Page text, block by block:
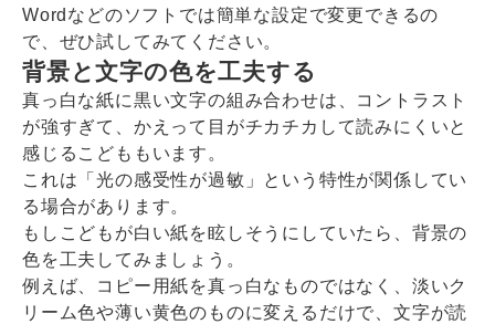
Wordなどのソフトでは簡単な設定で変更できるの
で、ぜひ試してみてください。
背景と文字の色を工夫する
真っ白な紙に黒い文字の組み合わせは、コントラスト
が強すぎて、かえって目がチカチカして読みにくいと
感じるこどももいます。
これは「光の感受性が過敏」という特性が関係してい
る場合があります。
もしこどもが白い紙を眩しそうにしていたら、背景の
色を工夫してみましょう。
例えば、コピー用紙を真っ白なものではなく、淡いク
リーム色や薄い黄色のものに変えるだけで、文字が読